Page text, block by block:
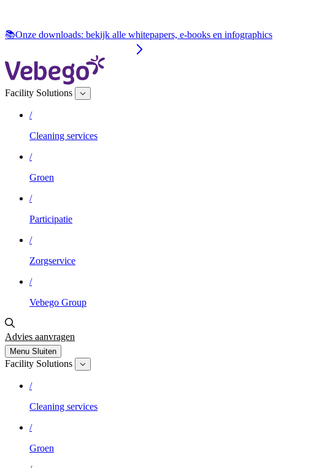
📚Onze downloads: bekijk alle whitepapers, e‑books en infographics
Facility Solutions
/
Cleaning services
/
Groen
/
Participatie
/
Zorgservice
/
Vebego Group
Advies aanvragen
Menu Sluiten
Facility Solutions
/
Cleaning services
/
Groen